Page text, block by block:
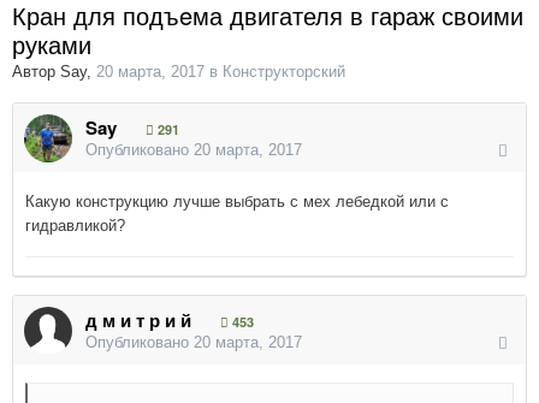
Кран для подъeма двигателя в гараж своими
руками
Автор Say, 20 марта, 2017 в Конструкторский
Say
291
Опубликовано 20 марта, 2017
Какую конструкцию лучше выбрать с мех лебедкой или с
гидравликой?
д м и т р и й
453
Опубликовано 20 марта, 2017